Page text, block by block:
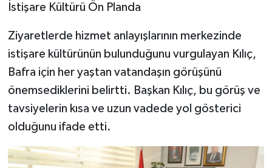
İstişare Kültürü Ön Planda
Ziyaretlerde hizmet anlayışlarının merkezinde
istişare kültürünün bulunduğunu vurgulayan Kılıç,
Bafra için her yaştan vatandaşın görüşünü
önemsediklerini belirtti. Başkan Kılıç, bu görüş ve
tavsiyelerin kısa ve uzun vadede yol gösterici
olduğunu ifade etti.